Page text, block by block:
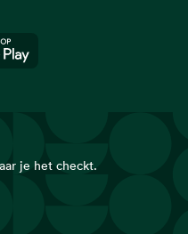
Store in de Google Play
je het checkt.